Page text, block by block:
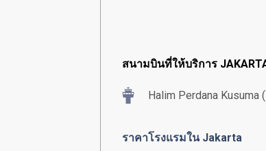
สนามบินที่ให้บริการ
Halim Perdana Kusuma
ราคาโรงแรมใน Jakarta